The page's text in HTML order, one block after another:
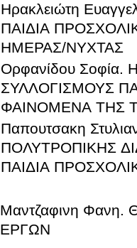
Ηρακλειώτη
ΠΑΙΔΙΑ
ΗΜΕΡΑΣ/ΝΥΧΤΑΣ
Ορφανίδου
ΣΥΛΛΟΓΙΣΜΟΥΣ
ΦΑΙΝΟΜΕΝΑ ΤΗΣ
Παπουτσακη
ΠΟΛΥΤΡΟΠΙΚΗΣ
ΠΑΙΔΙΑ
Μαντζαφινη
ΕΡΓΩΝ